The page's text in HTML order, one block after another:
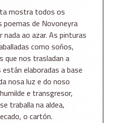
mostra todos os
de Novoneyra
nada ao azar. As pinturas
como soños,
que nos trasladan a
elaboradas a base
nosa luz e do noso
e transgresor,
traballa na aldea,
o cartón.